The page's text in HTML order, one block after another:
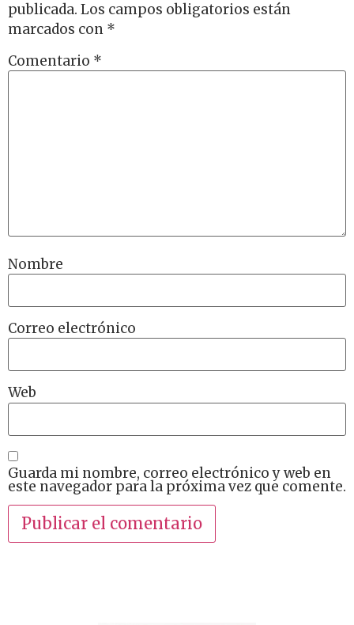
publicada. Los campos obligatorios están
marcados con *
Comentario *
Nombre
Correo electrónico
Web
Guarda mi nombre, correo electrónico y web en
este navegador para la próxima vez que comente.